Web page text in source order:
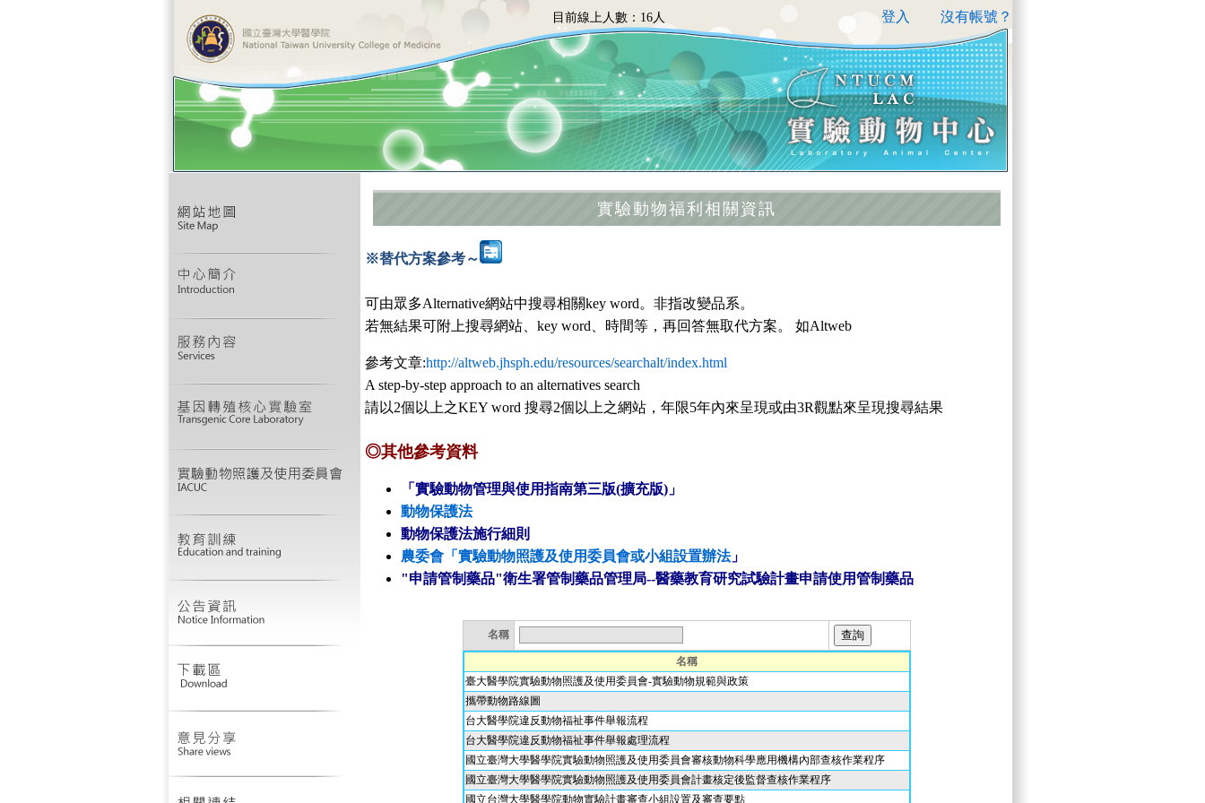
目前線上人數： 16人 登入 沒有帳號？
實驗動物福利相關資訊
※替代方案參考～
可由眾多Alternative網站中搜尋相關key word。非指改變品系。
若無結果可附上搜尋網站、key word、時間等，再回答無取代方案。 如Altweb
參考文章:http://altweb.jhsph.edu/resources/searchalt/index.html
A step-by-step approach to an alternatives search
請以2個以上之KEY word 搜尋2個以上之網站，年限5年內來呈現或由3R觀點來呈現搜尋結果
◎其他參考資料
「實驗動物管理與使用指南第三版(擴充版)」
動物保護法
動物保護法施行細則
農委會「 實驗動物照護及使用委員會或小組設置辦法 」
"申請管制藥品"衛生署管制藥品管理局--醫藥教育研究試驗計畫申請使用管制藥品
名稱
名稱
臺大醫學院實驗動物照護及使用委員會-實驗動物規範與政策
攜帶動物路線圖
台大醫學院違反動物福祉事件舉報流程
台大醫學院違反動物福祉事件舉報處理流程
國立臺灣大學醫學院實驗動物照護及使用委員會審核動物科學應用機構內部查核作業程序
國立臺灣大學醫學院實驗動物照護及使用委員會計畫核定後監督查核作業程序
國立台灣大學醫學院動物實驗計畫審查小組設置及審查要點